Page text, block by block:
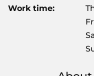
Work time: